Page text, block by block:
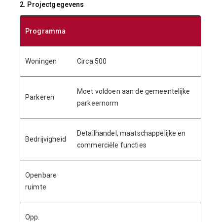
2. Projectgegevens
Programma
Woningen Circa 500
Parkeren
Moet voldoen aan de gemeentelijke
parkeernorm
Bedrijvigheid
Detailhandel, maatschappelijke en
commerciële functies
Openbare
ruimte
Opp.